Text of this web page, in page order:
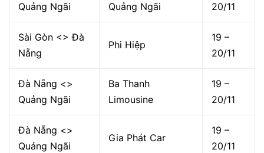
Quảng Ngãi
Quảng Ngãi
20/11
Sài Gòn <> Đà
Nẵng
Phi Hiệp
19 –
20/11
Đà Nẵng <>
Quảng Ngãi
Ba Thanh
Limousine
19 –
20/11
Đà Nẵng <>
Quảng Ngãi
Gia Phát Car
19 –
20/11